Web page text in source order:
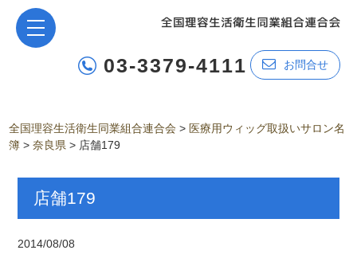
03-3379-4111 お問合せ
全国理容生活衛生同業組合連合会 > 医療用ウィッグ取扱いサロン名
簿 >奈良県 > 店舗179
店舗179
2014/08/08